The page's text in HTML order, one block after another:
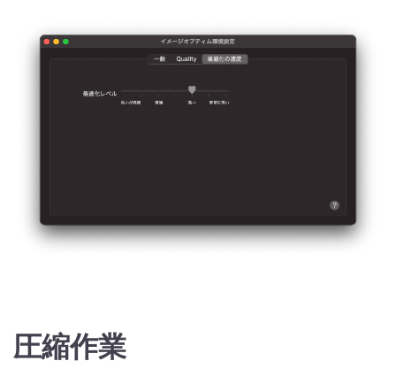
圧縮作業